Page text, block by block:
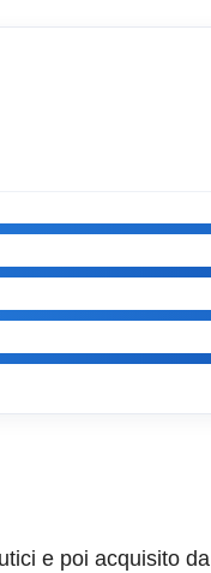
e poi acquisito da